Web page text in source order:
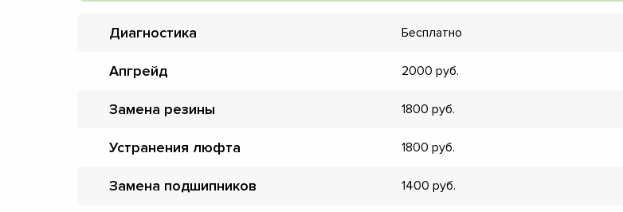
Диагностика Бесплатно
Апгрейд 2000
Замена резины 1800
Устранения люфта 1800
Замена подшипников 1400